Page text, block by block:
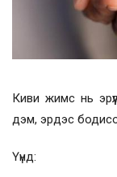
Киви жимс нь
дэм, эрдэс
Үүнд: